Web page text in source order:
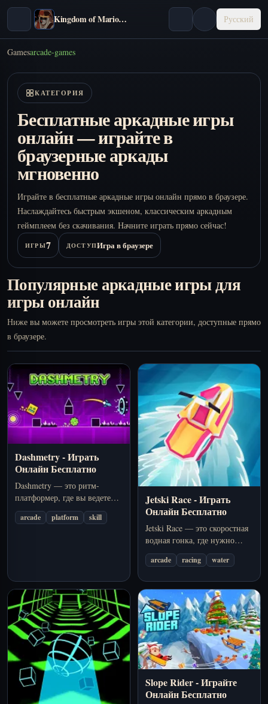
Kingdom of Marionettes Русский
Gamesarcade-games
КАТЕГОРИЯ
Бесплатные аркадные игры
онлайн — играйте в
браузерные аркады
мгновенно
Играйте в бесплатные аркадные игры онлайн прямо в браузере.
Наслаждайтесь быстрым экшеном, классическим аркадным
геймплеем без скачивания. Начните играть прямо сейчас!
ИГРЫ7 ДОСТУПИгра в браузере
Популярные аркадные игры для
игры онлайн
Ниже вы можете просмотреть игры этой категории, доступные прямо
в браузере.
Dashmetry - Играть
Онлайн Бесплатно
Dashmetry — это ритм-
платформер, где вы ведете
куб по точным полосам
препятствий, прыгаете в такт
arcade platform skill
Jetski Race - Играть
Онлайн Бесплатно
Jetski Race — это скоростная
водная гонка, где нужно
мчаться по узким каналам,
контролировать приземления
финишировать первым, не
перевернувшись.
arcade racing water
Slope Rider - Играйте
Онлайн Бесплатно